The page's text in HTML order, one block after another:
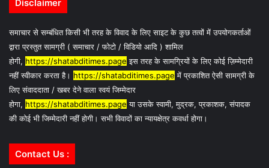
Disclaimer
समाचार से सम्बंधित किसी भी तरह के विवाद के लिए साइट के कुछ तत्वों में उपयोगकर्ताओं
द्वारा प्रस्तुत सामग्री ( समाचार / फोटो / विडियो आदि ) शामिल
होगी, https://shatabditimes.page इस तरह के सामग्रियों के लिए कोई ज़िम्मेदारी
नहीं स्वीकार करता है। https://shatabditimes.page में प्रकाशित ऐसी सामग्री के
लिए संवाददाता / खबर देने वाला स्वयं जिम्मेदार
होगा, https://shatabditimes.page या उसके स्वामी, मुद्रक, प्रकाशक, संपादक
की कोई भी जिम्मेदारी नहीं होगी। सभी विवादों का न्यायक्षेत्र कवर्धा होगा।
Contact Us :